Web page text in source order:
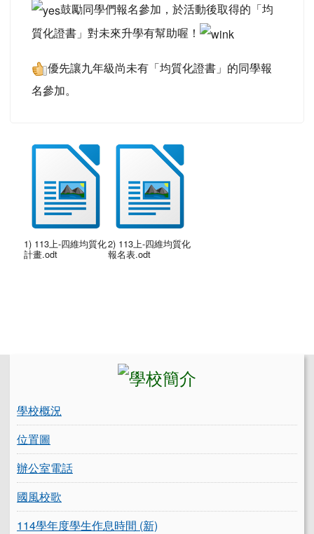
鼓勵同學們報名參加，於活動後取得的「均
質化證書」對未來升學有幫助喔！
優先讓九年級尚未有「均質化證書」的同學報
名參加。
1) 113上-四維均質化
計畫.odt
2) 113上-四維均質化
報名表.odt
學校概況
位置圖
辦公室電話
國風校歌
114學年度學生作息時間 (新)